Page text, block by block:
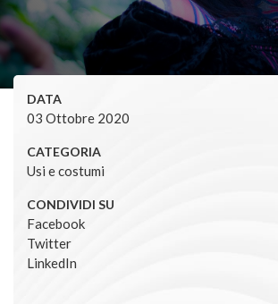
DATA
03 Ottobre 2020
CATEGORIA
Usi e costumi
CONDIVIDI SU
Facebook
Twitter
LinkedIn